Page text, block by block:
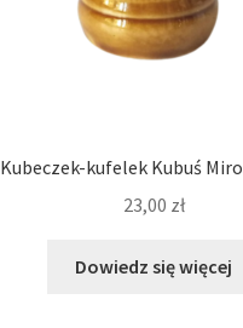
Kubeczek-kufelek Kubuś
23,00 zł
Dowiedz się więcej